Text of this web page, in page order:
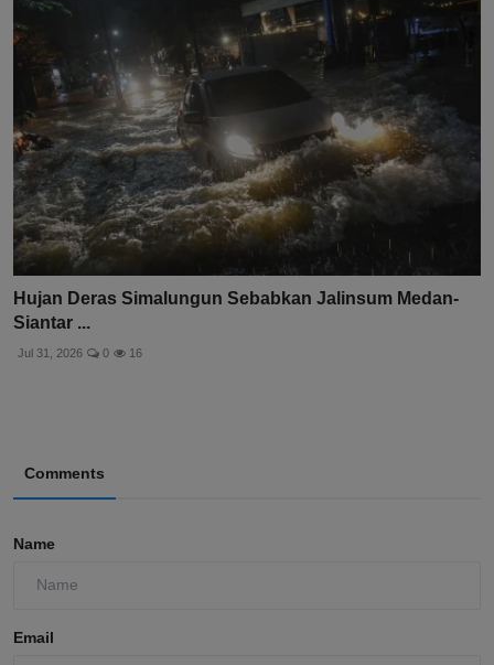
Hujan Deras Simalungun Sebabkan Jalinsum Medan-
Siantar ...
Jul 31, 2026 0 16
Comments
Name
Email